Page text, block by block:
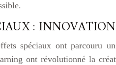
:
spéciaux ont parcouru
ont révolutionné la